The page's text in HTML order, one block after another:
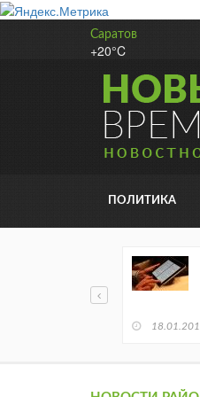
Саратов
+20°C
ПОЛИТИКА